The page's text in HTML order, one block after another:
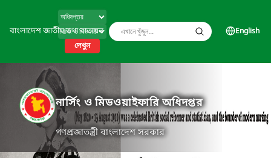
বাংলাদেশ জাতীয় তথ্য বাতায়ন
দেখুন
English
নার্সিং ও মিডওয়াইফারি অধিদপ্তর
গণপ্রজাতন্ত্রী বাংলাদেশ সরকার